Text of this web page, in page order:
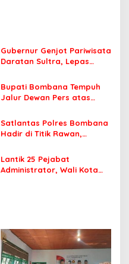
Gubernur Genjot Pariwisata
Daratan Sultra, Lepas
Tiga Kabupaten Unggulan
Bupati Bombana Tempuh
Jalur Dewan Pers atas
Korupsi Jembatan Cirauci II
Satlantas Polres Bombana
Hadir di Titik Rawan,
Sekolah dengan Aman
Lantik 25 Pejabat
Administrator, Wali Kota